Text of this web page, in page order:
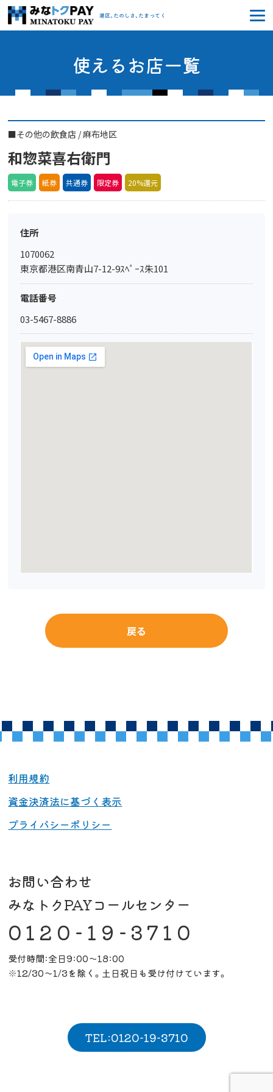
みなトクPAY
港区、たのしさ、たまってく
使えるお店一覧
■その他の飲食店 /麻布地区
和惣菜喜右衛門
電子券 紙券 共通券 限定券 20%還元
住所
1070062
東京都港区南青山7-12-9ｽﾍﾟｰｽ朱101
電話番号
03-5467-8886
戻る
お問い合わせ
みなトクPAYコールセンター
0120-19-3710
受付時間:全日9:00～18:00
※12/30～1/3を除く。土日祝日も受け付けています。
利用規約
資金決済法に基づく表示
プライバシーポリシー
TEL:0120-19-3710